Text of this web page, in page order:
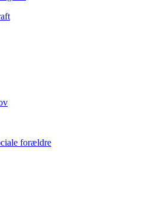
forældre